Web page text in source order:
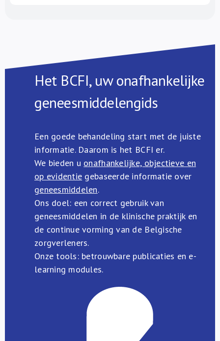
Het BCFI, uw onafhankelijke
geneesmiddelengids
Een goede behandeling start met de juiste
informatie. Daarom is het BCFI er.
We bieden u onafhankelijke, objectieve en
op evidentie gebaseerde informatie over
geneesmiddelen.
Ons doel: een correct gebruik van
geneesmiddelen in de klinische praktijk en
de continue vorming van de Belgische
zorgverleners.
Onze tools: betrouwbare publicaties en e-
learning modules.